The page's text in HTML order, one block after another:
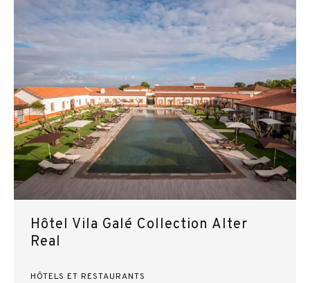
Hôtel Vila Galé Collection Alter
Real
HÔTELS ET RESTAURANTS